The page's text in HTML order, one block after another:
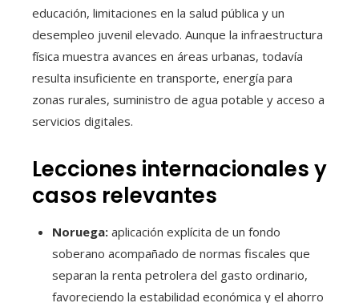
educación, limitaciones en la salud pública y un
desempleo juvenil elevado. Aunque la infraestructura
física muestra avances en áreas urbanas, todavía
resulta insuficiente en transporte, energía para
zonas rurales, suministro de agua potable y acceso a
servicios digitales.
Lecciones internacionales y
casos relevantes
Noruega: aplicación explícita de un fondo
soberano acompañado de normas fiscales que
separan la renta petrolera del gasto ordinario,
favoreciendo la estabilidad económica y el ahorro